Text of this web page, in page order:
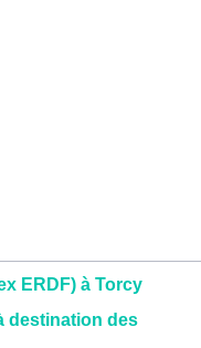
ERDF) à Torcy
destination des